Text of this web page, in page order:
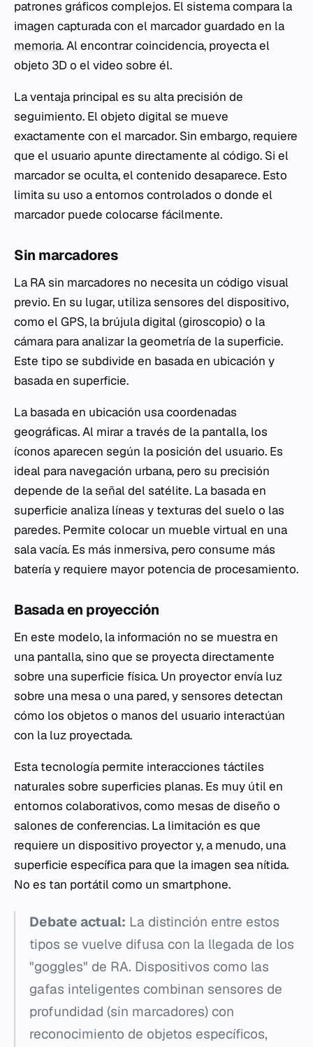
patrones gráficos complejos. El sistema compara la
imagen capturada con el marcador guardado en la
memoria. Al encontrar coincidencia, proyecta el
objeto 3D o el video sobre él.
La ventaja principal es su alta precisión de
seguimiento. El objeto digital se mueve
exactamente con el marcador. Sin embargo, requiere
que el usuario apunte directamente al código. Si el
marcador se oculta, el contenido desaparece. Esto
limita su uso a entornos controlados o donde el
marcador puede colocarse fácilmente.
Sin marcadores
La RA sin marcadores no necesita un código visual
previo. En su lugar, utiliza sensores del dispositivo,
como el GPS, la brújula digital (giroscopio) o la
cámara para analizar la geometría de la superficie.
Este tipo se subdivide en basada en ubicación y
basada en superficie.
La basada en ubicación usa coordenadas
geográficas. Al mirar a través de la pantalla, los
íconos aparecen según la posición del usuario. Es
ideal para navegación urbana, pero su precisión
depende de la señal del satélite. La basada en
superficie analiza líneas y texturas del suelo o las
paredes. Permite colocar un mueble virtual en una
sala vacía. Es más inmersiva, pero consume más
batería y requiere mayor potencia de procesamiento.
Basada en proyección
En este modelo, la información no se muestra en
una pantalla, sino que se proyecta directamente
sobre una superficie física. Un proyector envía luz
sobre una mesa o una pared, y sensores detectan
cómo los objetos o manos del usuario interactúan
con la luz proyectada.
Esta tecnología permite interacciones táctiles
naturales sobre superficies planas. Es muy útil en
entornos colaborativos, como mesas de diseño o
salones de conferencias. La limitación es que
requiere un dispositivo proyector y, a menudo, una
superficie específica para que la imagen sea nítida.
No es tan portátil como un smartphone.
Debate actual: La distinción entre estos
tipos se vuelve difusa con la llegada de los
"goggles" de RA. Dispositivos como las
gafas inteligentes combinan sensores de
profundidad (sin marcadores) con
reconocimiento de objetos específicos,